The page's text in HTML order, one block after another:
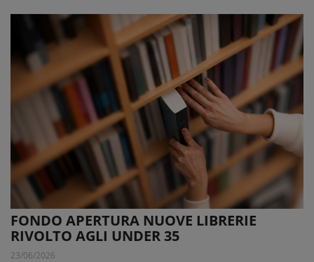
FONDO APERTURA NUOVE LIBRERIE
RIVOLTO AGLI UNDER 35
23/06/2026